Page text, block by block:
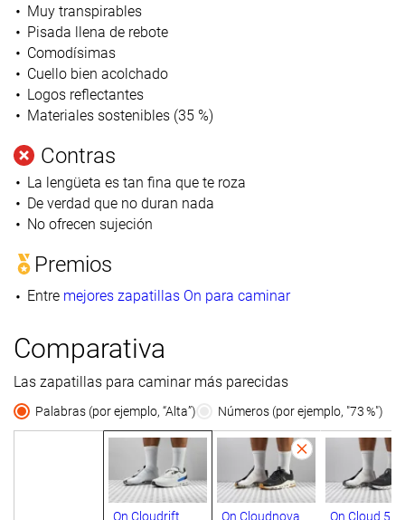
Muy transpirables
Pisada llena de rebote
Comodísimas
Cuello bien acolchado
Logos reflectantes
Materiales sostenibles (35 %)
Contras
La lengüeta es tan fina que te roza
De verdad que no duran nada
No ofrecen sujeción
Premios
Entre mejores zapatillas On para caminar
Comparativa
Las zapatillas para caminar más parecidas
Palabras (por ejemplo, “Alta”) Números (por ejemplo, "73 %")
On Cloudrift
On Cloudnova
On Cloud 5